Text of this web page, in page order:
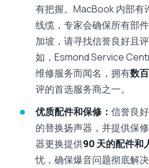
有把握。MacBook 内部有
线缆，专家会确保所有部
加坡，请寻找信誉良好且
如，Esmond Service
维修服务而闻名，拥有数
评的首选服务商之一。
优质配件和保修： 信誉良
的替换扬声器，并提供保
器更换提供90 天的配件和
忧，确保爆音问题彻底解